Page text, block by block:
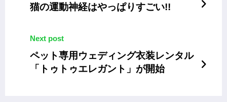
猫の運動神経はやっぱりすごい!!
Next post
ペット専用ウェディング衣装レンタル
「トゥトゥエレガント」が開始